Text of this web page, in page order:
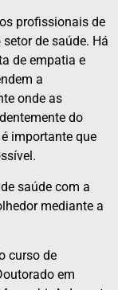
profissionais de
de saúde. Há
de empatia e
a
onde as
do
importante que
saúde com a
mediante a
curso de
em